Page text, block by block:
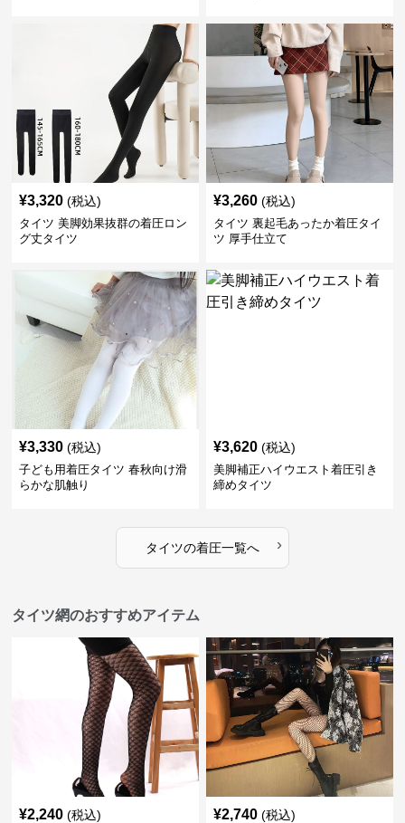
¥3,320 (税込)
タイツ 美脚効果抜群の着圧ロン
グ丈タイツ
¥3,260 (税込)
タイツ 裏起毛あったか着圧タイ
ツ 厚手仕立て
¥3,330 (税込)
子ども用着圧タイツ 春秋向け滑
らかな肌触り
¥3,620 (税込)
美脚補正ハイウエスト着圧引き
締めタイツ
タイツの着圧一覧へ ›
タイツ網のおすすめアイテム
¥2,240 (税込) ¥2,740 (税込)